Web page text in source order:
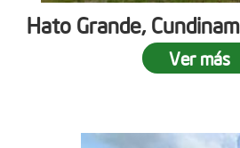
Hato Grande,
Ver más